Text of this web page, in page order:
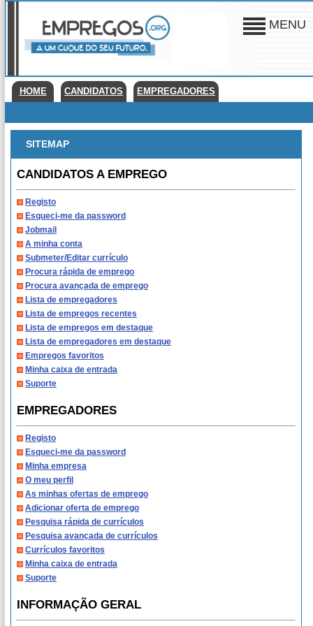
MENU
HOME CANDIDATOS EMPREGADORES
SITEMAP
CANDIDATOS A EMPREGO
Registo
Esqueci-me da password
Jobmail
A minha conta
Submeter/Editar currículo
Procura rápida de emprego
Procura avançada de emprego
Lista de empregadores
Lista de empregos recentes
Lista de empregos em destaque
Lista de empregadores em destaque
Empregos favoritos
Minha caixa de entrada
Suporte
EMPREGADORES
Registo
Esqueci-me da password
Minha empresa
O meu perfil
As minhas ofertas de emprego
Adicionar oferta de emprego
Pesquisa rápida de currículos
Pesquisa avançada de currículos
Currículos favoritos
Minha caixa de entrada
Suporte
INFORMAÇÃO GERAL